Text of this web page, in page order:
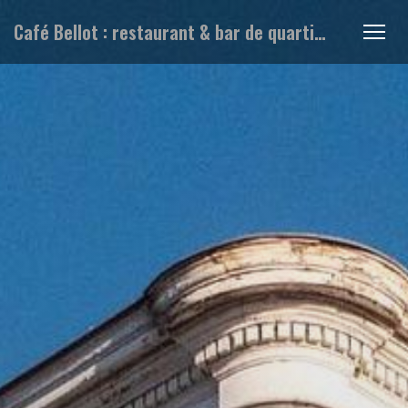
Café Bellot : restaurant & bar de quartier